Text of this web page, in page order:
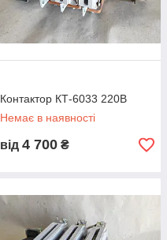
Контактор КТ-6033 220В
Немає в наявності
від 4 700 ₴